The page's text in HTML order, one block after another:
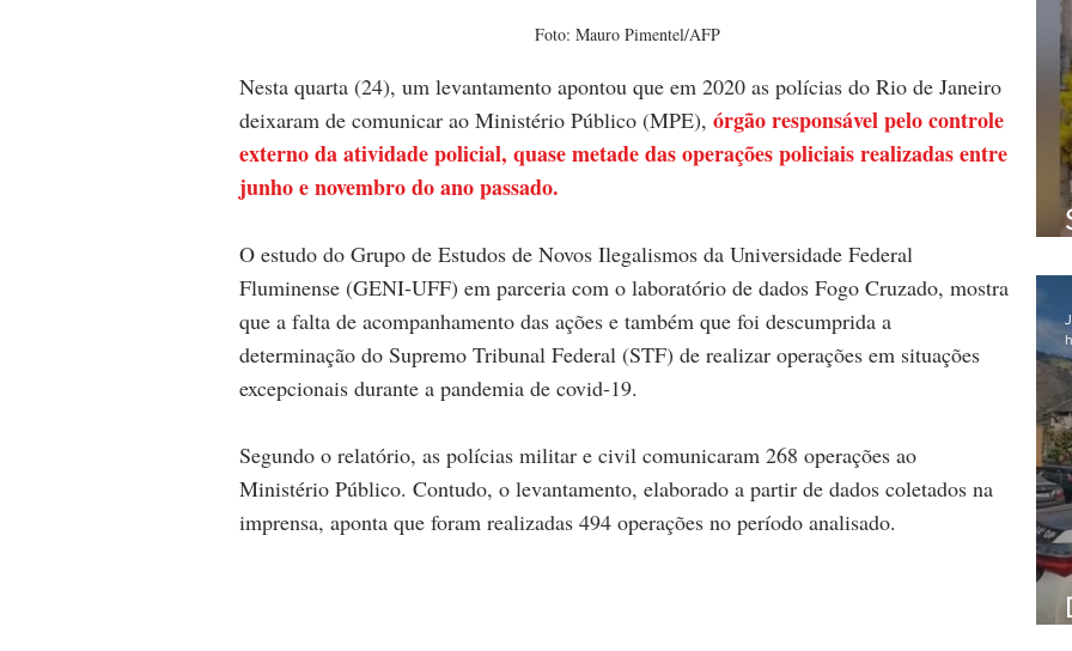
Foto: Mauro Pimentel/AFP
Nesta quarta (24), um levantamento apontou que em 2020 as polícias do Rio de Janeiro
deixaram de comunicar ao Ministério Público (MPE), órgão responsável pelo controle
externo da atividade policial, quase metade das operações policiais realizadas entre
junho e novembro do ano passado.
O estudo do Grupo de Estudos de Novos Ilegalismos da Universidade Federal
Fluminense (GENI-UFF) em parceria com o laboratório de dados Fogo Cruzado, mostra
que a falta de acompanhamento das ações e também que foi descumprida a
determinação do Supremo Tribunal Federal (STF) de realizar operações em situações
excepcionais durante a pandemia de covid-19.
Segundo o relatório, as polícias militar e civil comunicaram 268 operações ao
Ministério Público. Contudo, o levantamento, elaborado a partir de dados coletados na
imprensa, aponta que foram realizadas 494 operações no período analisado.